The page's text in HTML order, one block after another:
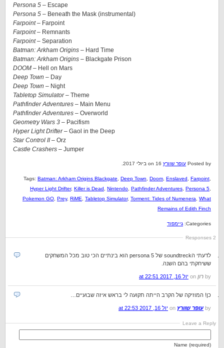
Persona 5 – Escape
Persona 5 – Beneath the Mask (instrumental)
Farpoint– Farpoint
Farpoint– Remnants
Farpoint– Separation
Batman: Arkham Origins – Hard Time
Batman: Arkham Origins – Blackgate Prison
DOOM – Hell on Mars
Deep Town – Day
Deep Town – Night
Tabletop Simulator– Theme
Pathfinder Adventures – Main Menu
Pathfinder Adventures – Overworld
Geometry Wars 3 – Pacifism
Hyper Light Drifter– Gaol in the Deep
Star Control II – Orz
Castle Crashers – Jumper
Posted by עופר שוורץ
Tags: Batman: Arkham Origins Blackgate Deep Town Doom Enslaved Farpoint
Hyper Light Drifter, Killer is Dead Nintendo Pathfinder Adventures Persona 5
Pokemon GO Prey, RiME Tabletop Simulator, Torment: Tides of Numenera
What
Remains of Edith Finch
Categories: גיימפוד
2 Responses
לדעתי הsoundtreck של persona 5 הוא בינתיים הכי טוב מכל המשחקים
ששיחקתי בהם השנה.
by רון יול 16, 2017 at 22:51
כן! המוזיקה של הקרב הייתה תקועה לי בראש איזה שבועיים…
by עופר שוורץ יול 16, 2017 at 22:53
Leave a Reply
Name (required)